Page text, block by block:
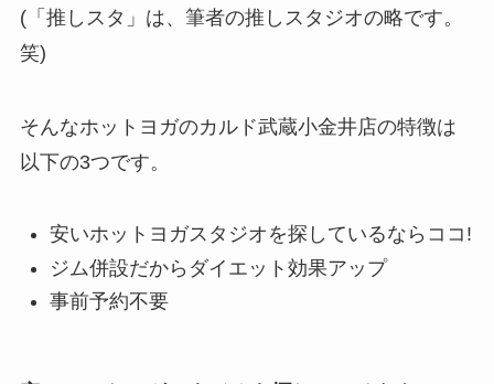
(「推しスタ」は、筆者の推しスタジオの略です。
笑)
そんなホットヨガのカルド武蔵小金井店の特徴は
以下の3つです。
安いホットヨガスタジオを探しているならココ!
ジム併設だからダイエット効果アップ
事前予約不要